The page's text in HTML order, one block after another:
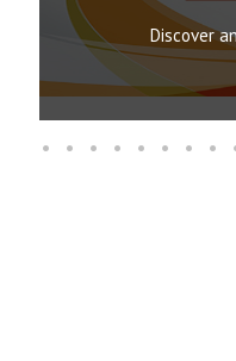
Discover